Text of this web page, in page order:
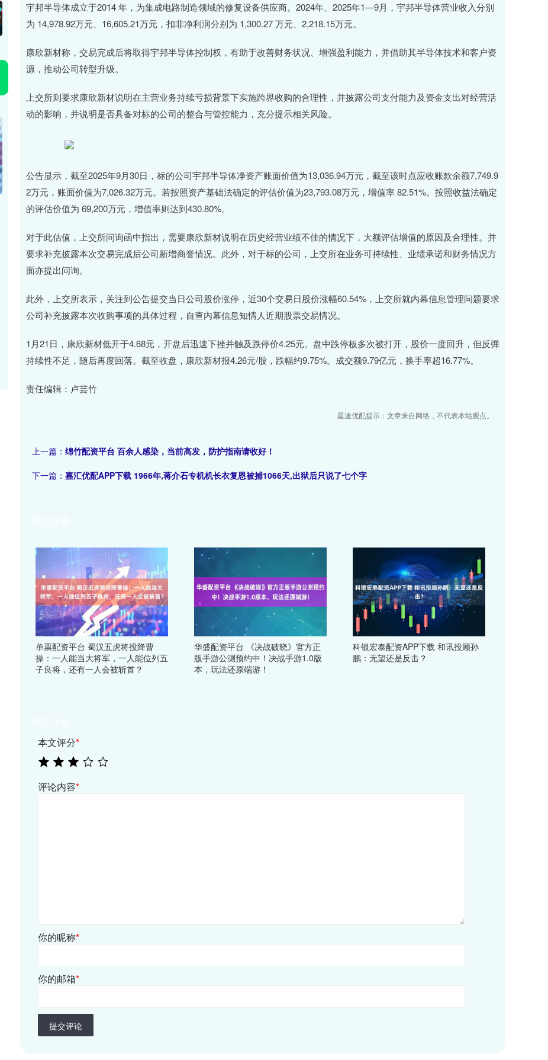
宇邦半导体成立于2014 年，为集成电路制造领域的修复设备供应商。2024年、2025年1—9月，宇邦半导体营业收入分别
为 14,978.92万元、16,605.21万元，扣非净利润分别为 1,300.27 万元、2,218.15万元。
康欣新材称，交易完成后将取得宇邦半导体控制权，有助于改善财务状况、增强盈利能力，并借助其半导体技术和客户资
源，推动公司转型升级。
上交所则要求康欣新材说明在主营业务持续亏损背景下实施跨界收购的合理性，并披露公司支付能力及资金支出对经营活
动的影响，并说明是否具备对标的公司的整合与管控能力，充分提示相关风险。
公告显示，截至2025年9月30日，标的公司宇邦半导体净资产账面价值为13,036.94万元，截至该时点应收账款余额7,749.9
2万元，账面价值为7,026.32万元。若按照资产基础法确定的评估价值为23,793.08万元，增值率 82.51%。按照收益法确定
的评估价值为 69,200万元，增值率则达到430.80%。
对于此估值，上交所问询函中指出，需要康欣新材说明在历史经营业绩不佳的情况下，大额评估增值的原因及合理性。并
要求补充披露本次交易完成后公司新增商誉情况。此外，对于标的公司，上交所在业务可持续性、业绩承诺和财务情况方
面亦提出问询。
此外，上交所表示，关注到公告提交当日公司股价涨停，近30个交易日股价涨幅60.54%，上交所就内幕信息管理问题要求
公司补充披露本次收购事项的具体过程，自查内幕信息知情人近期股票交易情况。
1月21日，康欣新材低开于4.68元，开盘后迅速下挫并触及跌停价4.25元。盘中跌停板多次被打开，股价一度回升，但反弹
持续性不足，随后再度回落。截至收盘，康欣新材报4.26元/股，跌幅约9.75%。成交额9.79亿元，换手率超16.77%。
责任编辑：卢芸竹
星速优配提示：文章来自网络，不代表本站观点。
上一篇： 绵竹配资平台 百余人感染，当前高发，防护指南请收好！
下一篇： 嘉汇优配APP下载 1966年,蒋介石专机机长衣复恩被捕1066天,出狱后只说了七个字
单票配资平台 蜀汉五虎将投降曹
操：一人能当大将军，一人能位列五
子良将，还有一人会被斩首？
华盛配资平台 《决战破晓》官方正
版手游公测预约中！决战手游1.0版
本，玩法还原端游！
科银宏泰配资APP下载 和讯投顾孙
鹏：无望还是反击？
本文评分*
评论内容*
你的昵称*
你的邮箱*
提交评论